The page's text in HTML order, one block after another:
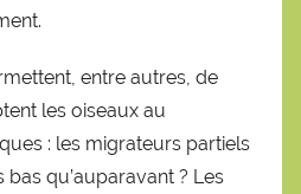
entre autres, de
les oiseaux au
: les migrateurs partiels
qu’auparavant ? Les